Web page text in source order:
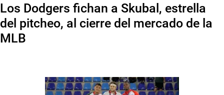
Los Dodgers fichan a Skubal, estrella
del pitcheo, al cierre del mercado de la
MLB